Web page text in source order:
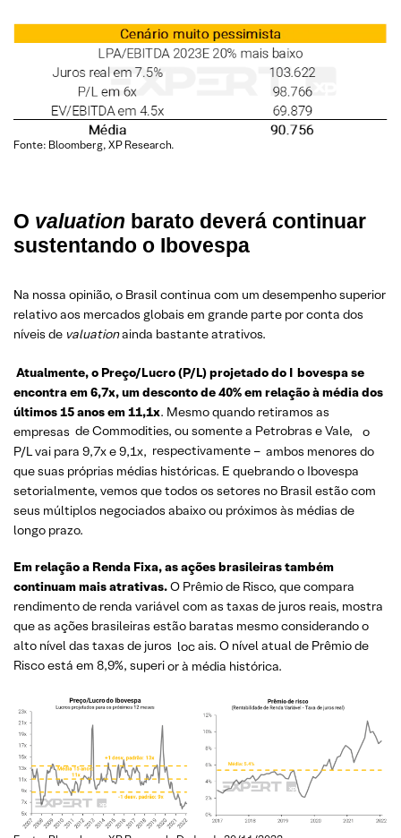
Fonte: Bloomberg, XP Research.
O valuation barato deverá continuar
sustentando o Ibovespa
Na nossa opinião, o Brasil continua com um desempenho superior
relativo aos mercados globais em grande parte por conta dos
níveis de valuationainda bastante atrativos.
Atualmente, o Preço/Lucro (P/L) projetado do I bovespa se
encontra em 6,7x, um desconto de 40% em relação à média dos
últimos 15 anos em 11,1x. Mesmo quando retiramos as
empresas de Commodities, ou somente a Petrobras e Vale,
o
P/L vai para 9,7x e 9,1x, respectivamente – ambos menores do
que suas próprias médias históricas. E quebrando o Ibovespa
setorialmente, vemos que todos os setores no Brasil estão com
seus múltiplos negociados abaixo ou próximos às médias de
longo prazo.
Em relação a Renda Fixa, as ações brasileiras também
continuam mais atrativas.O Prêmio de Risco, que compara
rendimento de renda variável com as taxas de juros reais, mostra
que as ações brasileiras estão baratas mesmo considerando o
alto nível das taxas de juros locais. O nível atual de Prêmio de
Risco está em 8,9%, superior à média histórica.